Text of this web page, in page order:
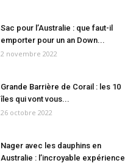
Sac pour l’Australie : que faut-il
emporter pour un an Down...
2 novembre 2022
Grande Barrière de Corail : les 10
îles qui vont vous...
26 octobre 2022
Nager avec les dauphins en
Australie : l’incroyable expérience